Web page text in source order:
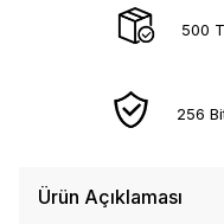
500
256
Ürün Açıklaması